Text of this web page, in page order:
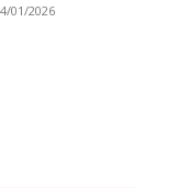
01/2026